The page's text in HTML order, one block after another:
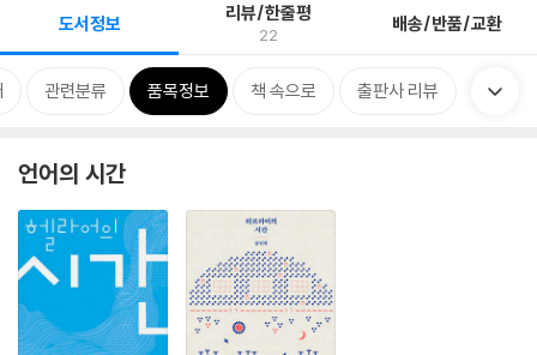
도서정보 리뷰/한줄평
22 배송/반품/교환
관련분류 품목정보 책 속으로 출판사 리뷰
언어의 시간